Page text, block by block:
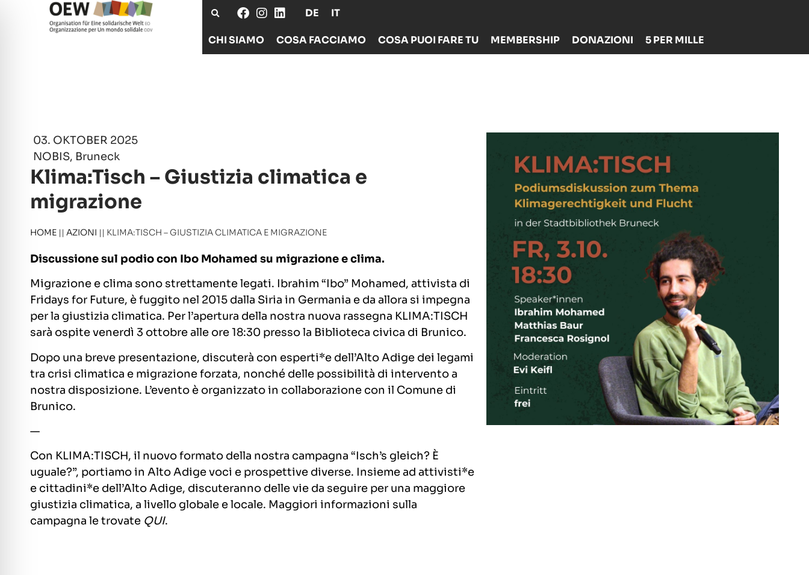
DE IT
CHI SIAMO COSA FACCIAMO COSA PUOI FARE TU MEMBERSHIP DONAZIONI 5 PER MILLE
03. OKTOBER 2025
NOBIS, Bruneck
Klima:Tisch – Giustizia climatica e
migrazione
HOME || AZIONI || KLIMA:TISCH – GIUSTIZIA CLIMATICA E MIGRAZIONE
Discussione sul podio con Ibo Mohamed su migrazione e clima.
Migrazione e clima sono strettamente legati. Ibrahim “Ibo” Mohamed, attivista di
Fridays for Future, è fuggito nel 2015 dalla Siria in Germania e da allora si impegna
per la giustizia climatica. Per l’apertura della nostra nuova rassegna KLIMA:TISCH
sarà ospite venerdì 3 ottobre alle ore 18:30 presso la Biblioteca civica di Brunico.
Dopo una breve presentazione, discuterà con esperti*e dell’Alto Adige dei legami
tra crisi climatica e migrazione forzata, nonché delle possibilità di intervento a
nostra disposizione. L’evento è organizzato in collaborazione con il Comune di
Brunico.
—
Con KLIMA:TISCH, il nuovo formato della nostra campagna “Isch’s gleich? È
uguale?”, portiamo in Alto Adige voci e prospettive diverse. Insieme ad attivisti*e
e cittadini*e dell’Alto Adige, discuteranno delle vie da seguire per una maggiore
giustizia climatica, a livello globale e locale. Maggiori informazioni sulla
campagna le trovate QUI.